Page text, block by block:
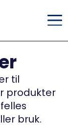
til
produkter
bruk.